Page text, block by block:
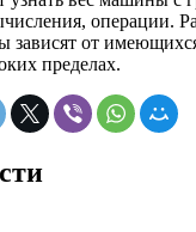
операции.
зависят от
пределах.